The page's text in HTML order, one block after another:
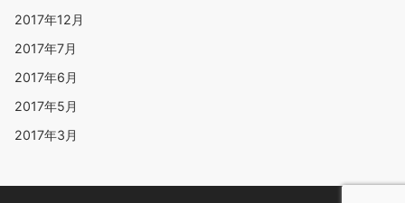
2017年12月
2017年7月
2017年6月
2017年5月
2017年3月